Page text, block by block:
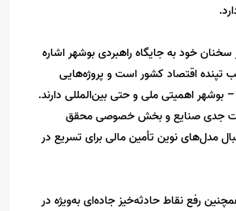
خود به جایگاه راهبردی بوشهر اشاره
تپنده اقتصاد کشور است و پروژه‌هایی
بوشهر اهمیتی ملی و حتی بین‌المللی دارند.
جدی صنایع و بخش خصوصی محقق
مدل‌های نوین تأمین مالی برای تسریع در
رفع نقاط حادثه‌خیز جاده‌ای به‌ویژه در